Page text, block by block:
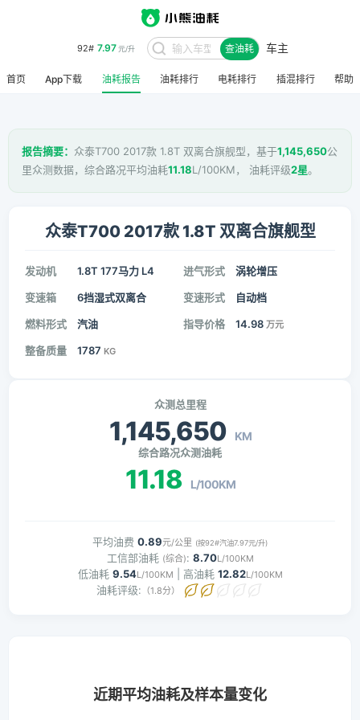
92# 7.97元/升 查油耗 车主
首页 App下载 油耗报告 油耗排行 电耗排行 插混排行 帮助
报告摘要： 众泰T700 2017款 1.8T 双离合旗舰型，基于1,145,650公
里众测数据，综合路况平均油耗11.18L/100KM， 油耗评级2星。
众泰T700 2017款 1.8T 双离合旗舰型
发动机 1.8T 177马力 L4 进气形式 涡轮增压
变速箱 6挡湿式双离合 变速形式 自动档
燃料形式 汽油 指导价格 14.98 万元
整备质量 1787 KG
众测总里程
1,145,650 KM
综合路况众测油耗
11.18 L/100KM
平均油费 0.89元/公里 (按92#汽油7.97元/升)
工信部油耗 (综合): 8.70L/100KM
低油耗 9.54L/100KM | 高油耗 12.82L/100KM
油耗评级: （1.8分）